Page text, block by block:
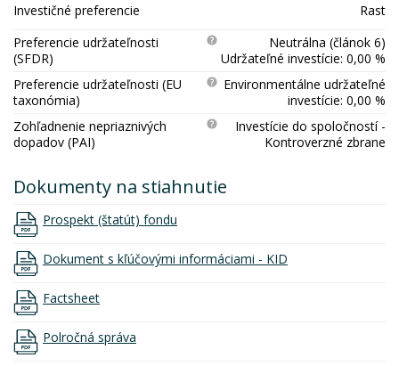
Investičné preferencie
Rast
Preferencie udržateľnosti
(SFDR)
Neutrálna (článok 6)
Udržateľné investície: 0,00 %
Preferencie udržateľnosti (EU
taxonómia)
Environmentálne udržateľné
investície: 0,00 %
Zohľadnenie nepriaznivých
dopadov (PAI)
Investície do spoločností -
Kontroverzné zbrane
Dokumenty na stiahnutie
Prospekt (štatút) fondu
Dokument s kľúčovými informáciami - KID
Factsheet
Polročná správa